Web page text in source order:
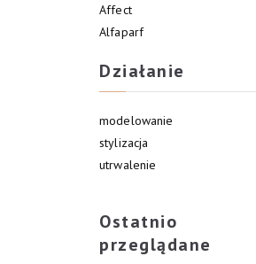
Affect
Alfaparf
Allvernum
Działanie
modelowanie
stylizacja
utrwalenie
Ostatnio
przeglądane